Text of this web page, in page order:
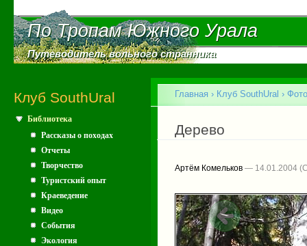
По Тропам Южного Урала
По Тропам Южного Урала
Путеводитель вольного странника
Путеводитель вольного странника
Клуб SouthUral
Библиотека
Рассказы о походах
Отчеты
Творчество
Туристский опыт
Краеведение
Видео
События
Экология
Вы здесь
Главная › Клуб SouthUral ›
Дерево
Артём Комельков — 14.01.2004